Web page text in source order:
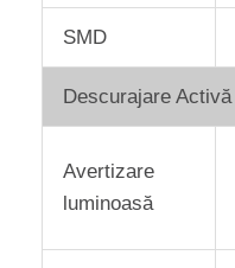
SMD
Descurajare Activă
Avertizare
luminoasă